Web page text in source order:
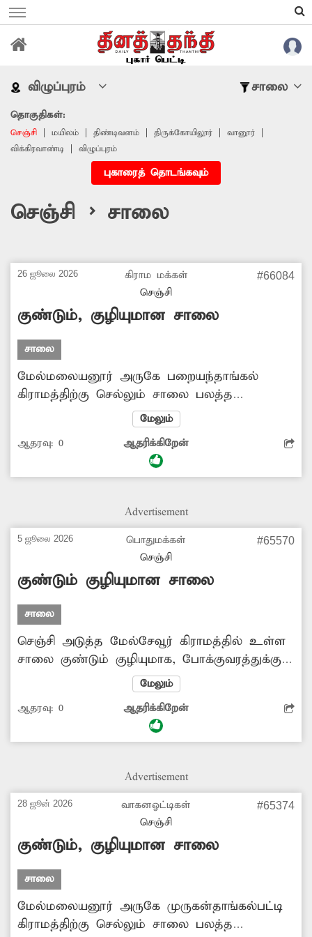
விழுப்புரம் சாலை
தொகுதிகள்:
செஞ்சி மயிலம் திண்டிவனம் திருக்கோயிலூர்
வானூர்
விக்கிரவாண்டி
விழுப்புரம்
புகாரைத் தொடங்கவும்
செஞ்சி > சாலை
26 ஜூலை 2026
கிராம மக்கள்
செஞ்சி
#66084
குண்டும், குழியுமான சாலை
சாலை
மேல்மலையனூர் அருகே பறையந்தாங்கல்
கிராமத்திற்கு செல்லும் சாலை பலத்த
சேதமடைந்து ஜல்லிக்கற்கள் பெயர்ந்து,
குண்டும், குழியுமாக காட்சி அளிக்கிறது.
சாலையில் உள்ள பள்ளத்தில் இருசக்கர வாகன
ஓட்டிகள், பள்ளி மாணவர்கள் சிக்கி கீழே
வருகின்றனர். எனவே வாகன ஓட்டிகளின் நலன்
அதிகாரிகள் நடவடிக்கை எடுக்க வேண்டும்.
மேலும்
ஆதரவு: 0 ஆதரிக்கிறேன்
Advertisement
5 ஜூலை 2026
பொதுமக்கள்
செஞ்சி
#65570
குண்டும் குழியுமான சாலை
சாலை
செஞ்சி அடுத்த மேல்சேவூர் கிராமத்தில் உள்ள
சாலை குண்டும் குழியுமாக, போக்குவரத்துக்கு
லாயக்கற்ற நிலையில் உள்ளது. இவ்வழியாக
செல்லும் வாகனஓட்டிகள் சாலை பள்ளத்தில்
சிக்கி கீழே விழுந்து காயமடைகின்றனர். மேலும்
அடிக்கடி விபத்துகளிலும் சிக்கி வருகின்றனர்.
குழியுமான சாலையை விரைந்து சரி செய்ய
அப்பகுதி மக்கள்கோரிக்கை விடுத்துள்ளனர்.
மேலும்
ஆதரவு: 0 ஆதரிக்கிறேன்
Advertisement
28 ஜூன் 2026
வாகனஓட்டிகள்
செஞ்சி
#65374
குண்டும், குழியுமான சாலை
சாலை
மேல்மலையனூர் அருகே முருகன்தாங்கல்பட்டி
கிராமத்திற்கு செல்லும் சாலை பலத்த